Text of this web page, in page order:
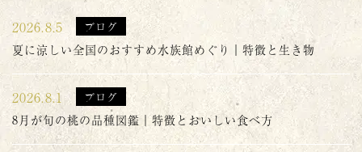
2026.8.5 ブログ
夏に涼しい全国のおすすめ水族館めぐり｜特徴と生き物
2026.8.1 ブログ
8月が旬の桃の品種図鑑｜特徴とおいしい食べ方